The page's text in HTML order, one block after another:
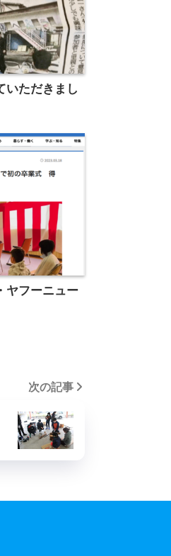
いただきまし
ヤフーニュー
次の記事